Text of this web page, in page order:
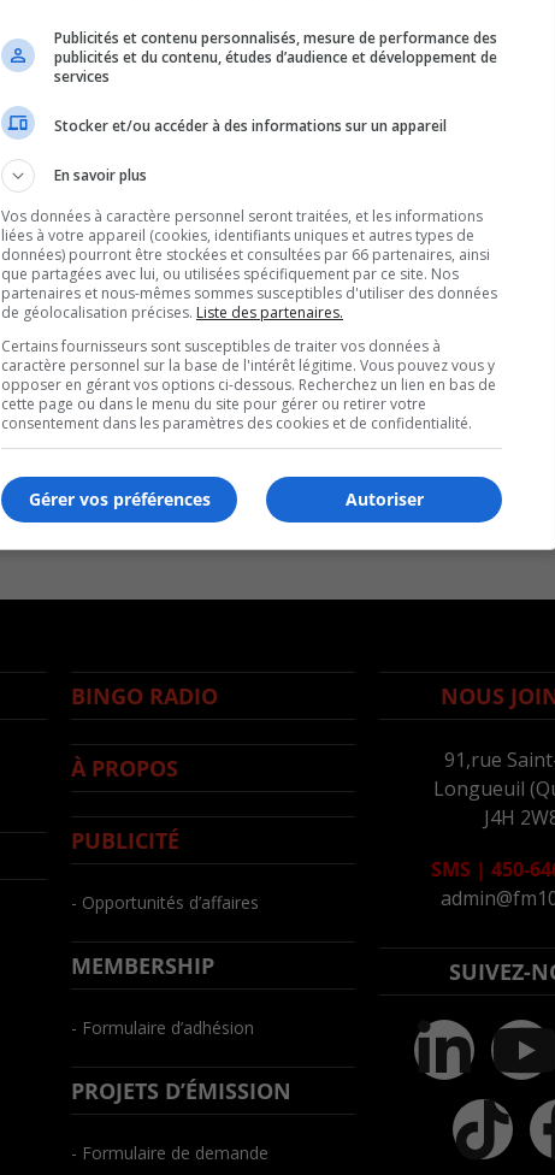
BINGO RADIO
À PROPOS
PUBLICITÉ
- Opportunités d’affaires
MEMBERSHIP
- Formulaire d’adhésion
PROJETS D’ÉMISSION
- Formulaire de demande
NOUS
91,rue
Longueuil
J4H
SMS | 450-
SUIVEZ-
Publicités et contenu personnalisés, mesure de performance des
publicités et du contenu, études d’audience et développement de
services
Stocker et/ou accéder à des informations sur un appareil
En savoir plus
Vos données à caractère personnel seront traitées, et les informations
liées à votre appareil (cookies, identifiants uniques et autres types de
données) pourront être stockées et consultées par 66 partenaires, ainsi
que partagées avec lui, ou utilisées spécifiquement par ce site. Nos
partenaires et nous-mêmes sommes susceptibles d'utiliser des données
de géolocalisation précises. Liste des partenaires.
Certains fournisseurs sont susceptibles de traiter vos données à
caractère personnel sur la base de l'intérêt légitime. Vous pouvez vous y
opposer en gérant vos options ci-dessous. Recherchez un lien en bas de
cette page ou dans le menu du site pour gérer ou retirer votre
consentement dans les paramètres des cookies et de confidentialité.
Autoriser
Gérer vos préférences